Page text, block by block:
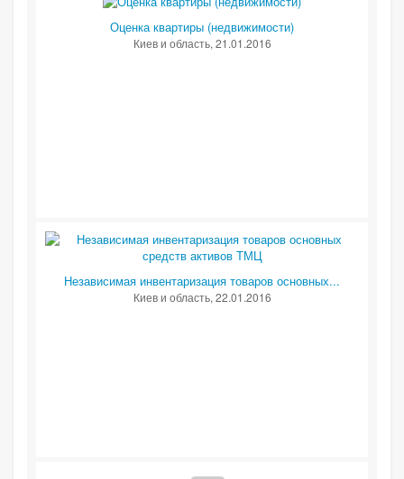
Оценка квартиры (недвижимости)
Киев и область, 21.01.2016
Независимая инвентаризация товаров основных...
Киев и область, 22.01.2016